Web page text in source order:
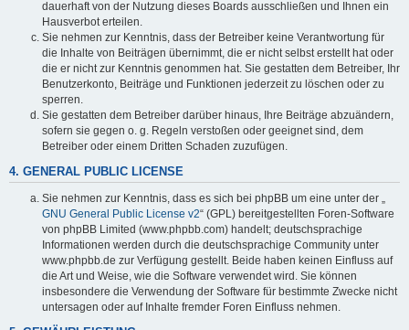
dauerhaft von der Nutzung dieses Boards ausschließen und Ihnen ein
Hausverbot erteilen.
Sie nehmen zur Kenntnis, dass der Betreiber keine Verantwortung für
die Inhalte von Beiträgen übernimmt, die er nicht selbst erstellt hat oder
die er nicht zur Kenntnis genommen hat. Sie gestatten dem Betreiber, Ihr
Benutzerkonto, Beiträge und Funktionen jederzeit zu löschen oder zu
sperren.
Sie gestatten dem Betreiber darüber hinaus, Ihre Beiträge abzuändern,
sofern sie gegen o. g. Regeln verstoßen oder geeignet sind, dem
Betreiber oder einem Dritten Schaden zuzufügen.
4. GENERAL PUBLIC LICENSE
Sie nehmen zur Kenntnis, dass es sich bei phpBB um eine unter der „
GNU General Public License v2“ (GPL) bereitgestellten Foren-Software
von phpBB Limited (www.phpbb.com) handelt; deutschsprachige
Informationen werden durch die deutschsprachige Community unter
www.phpbb.de zur Verfügung gestellt. Beide haben keinen Einfluss auf
die Art und Weise, wie die Software verwendet wird. Sie können
insbesondere die Verwendung der Software für bestimmte Zwecke nicht
untersagen oder auf Inhalte fremder Foren Einfluss nehmen.